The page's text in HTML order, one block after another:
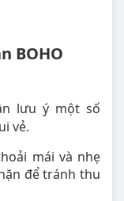
BOHO
lưu ý một số
vẻ.
mái và nhẹ
để tránh thu